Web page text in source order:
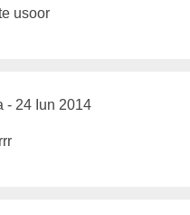
usoor
- 24 Iun 2014